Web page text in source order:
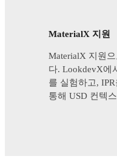
MaterialX 지원
MaterialX 지원
다. LookdevX에
를 실험하고,
통해 USD 컨텍